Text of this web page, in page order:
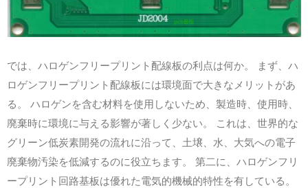
では、ハロゲンフリープリント配線板の利点は何か。 まず、ハ
ロゲンフリープリント配線板には環境面で大きなメリットがあ
る。 ハロゲンを含む材料を使用しないため、製造時、使用時、
廃棄時に環境に与える影響が著しく少ない。 これは、世界的な
グリーン低炭素開発の流れに沿って、土壌、水、大気への電子
廃棄物汚染を低減するのに役立ちます。 第二に、ハロゲンフリ
ープリント回路基板は優れた電気的機械的特性を有している。